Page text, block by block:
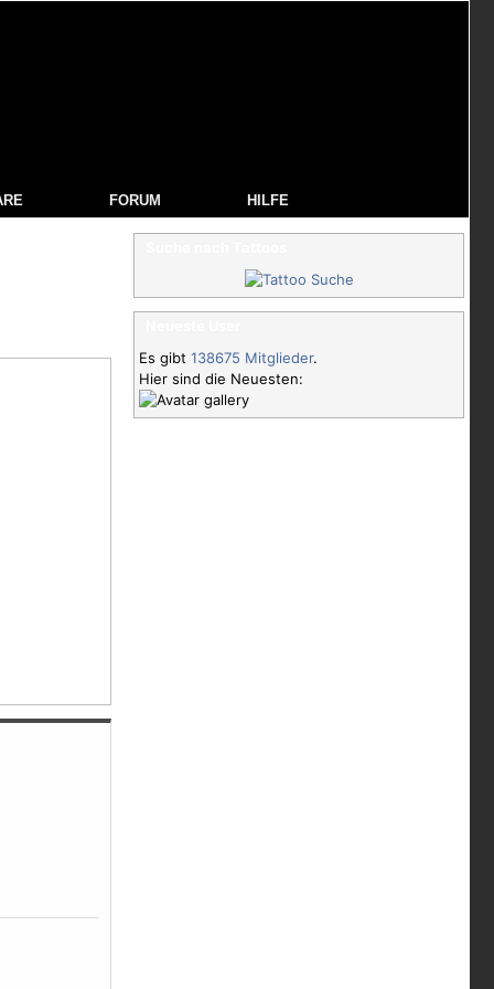
FORUM HILFE
Es gibt 138675 Mitglieder.
Hier sind die Neuesten: